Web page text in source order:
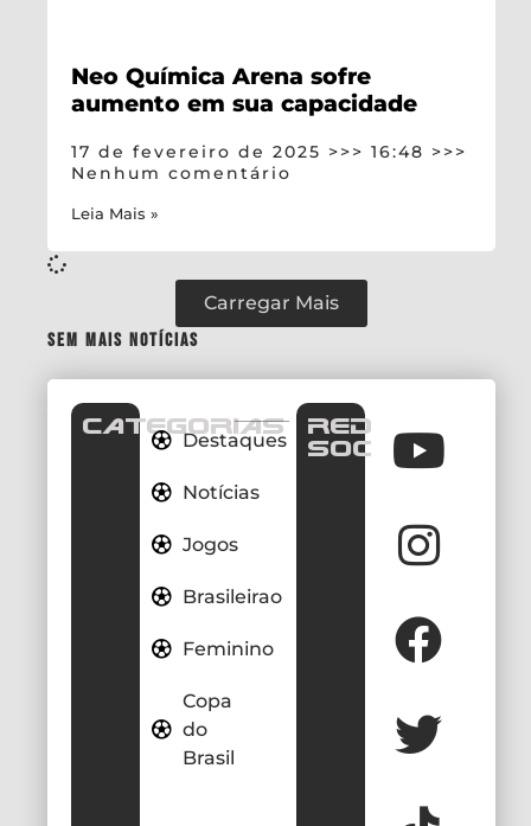
Neo Química Arena sofre
aumento em sua capacidade
17 de fevereiro de 2025
16:48
Nenhum comentário
Leia Mais »
Carregar Mais
Sem mais notícias
CATEGORIAS
Destaques
Notícias
Jogos
Brasileirao
Feminino
Copa
do
Brasil
REDES
SOCIAIS